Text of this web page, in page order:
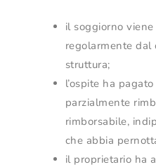
il soggiorno
regolarmente dal
struttura;
l’ospite ha
parzialmente
rimborsabile,
che abbia
il proprietario ha